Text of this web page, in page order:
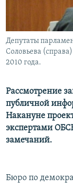
Депутаты
Соловьева
2010 года.
Рассмотрение
публичной
Накануне
экспертами
замечаний.
Бюро по